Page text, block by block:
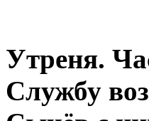
Утреня.
Службу